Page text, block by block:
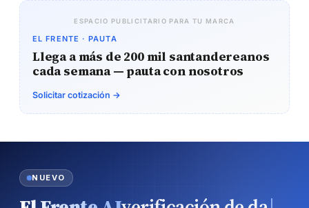
ESPACIO PUBLICITARIO PARA TU MARCA
EL FRENTE · PAUTA
Llega a más de 200 mil santandereanos
cada semana — pauta con nosotros
Solicitar cotización →
NUEVO